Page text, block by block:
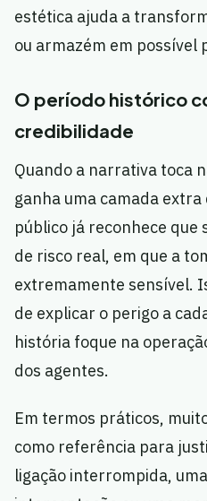
estética ajuda a
ou armazém em possível
O período histórico
credibilidade
Quando a narrativa toca
ganha uma camada
público já reconhece
de risco real, em que a
extremamente sensível.
de explicar o perigo a
história foque na
dos agentes.
Em termos práticos,
como referência para
ligação interrompida,